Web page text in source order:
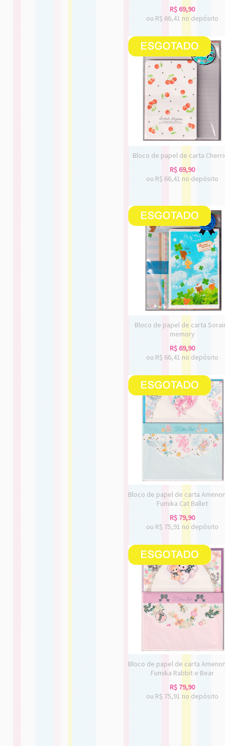
R$69,90
ou R$ 66,41 no depósito
Bloco de papel de carta
R$69,90
ou R$ 66,41 no depósito
Bloco de papel de carta
memory
R$69,90
ou R$ 66,41 no depósito
Bloco de papel de carta
Fumika Cat Ballet
R$ 79,90
ou R$ 75,91 no depósito
Bloco de papel de carta
Fumika Rabbit e Bear
R$ 79,90
ou R$ 75,91 no depósito